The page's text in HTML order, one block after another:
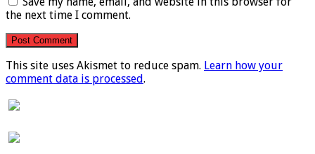
the next time I comment.
This site uses Akismet to reduce spam. Learn how your
comment data is processed.